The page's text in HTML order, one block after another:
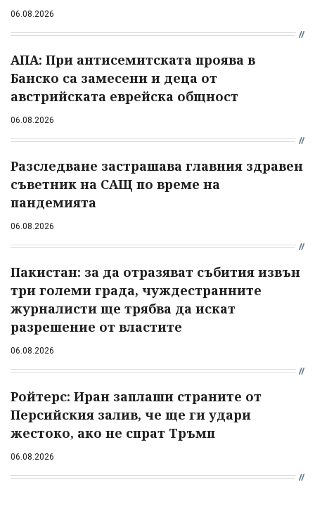
06.08.2026
АПА: При антисемитската проява в
Банско са замесени и деца от
австрийската еврейска общност
06.08.2026
Разследване застрашава главния здравен
съветник на САЩ по време на
пандемията
06.08.2026
Пакистан: за да отразяват събития извън
три големи града, чуждестранните
журналисти ще трябва да искат
разрешение от властите
06.08.2026
Ройтерс: Иран заплаши страните от
Персийския залив, че ще ги удари
жестоко, ако не спрат Тръмп
06.08.2026